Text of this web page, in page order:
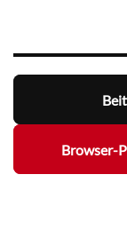
Browser-